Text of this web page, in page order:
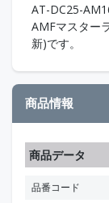
AT-DC25-
AMFマスター
新)です。
商品情報
商品データ
品番コード